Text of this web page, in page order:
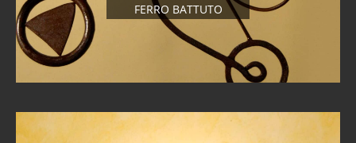
FERRO BATTUTO